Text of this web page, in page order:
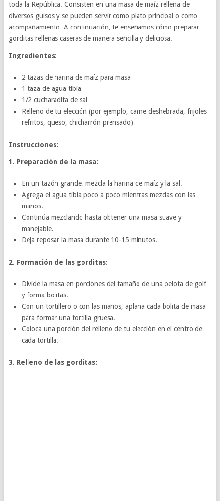
toda la República. Consisten en una masa de maíz rellena de
diversos guisos y se pueden servir como plato principal o como
acompañamiento. A continuación, te enseñamos cómo preparar
gorditas rellenas caseras de manera sencilla y deliciosa.
Ingredientes:
2 tazas de harina de maíz para masa
1 taza de agua tibia
1/2 cucharadita de sal
Relleno de tu elección (por ejemplo, carne deshebrada, frijoles
refritos, queso, chicharrón prensado)
Instrucciones:
1. Preparación de la masa:
En un tazón grande, mezcla la harina de maíz y la sal.
Agrega el agua tibia poco a poco mientras mezclas con las
manos.
Continúa mezclando hasta obtener una masa suave y
manejable.
Deja reposar la masa durante 10-15 minutos.
2. Formación de las gorditas:
Divide la masa en porciones del tamaño de una pelota de golf
y forma bolitas.
Con un tortillero o con las manos, aplana cada bolita de masa
para formar una tortilla gruesa.
Coloca una porción del relleno de tu elección en el centro de
cada tortilla.
3. Relleno de las gorditas: